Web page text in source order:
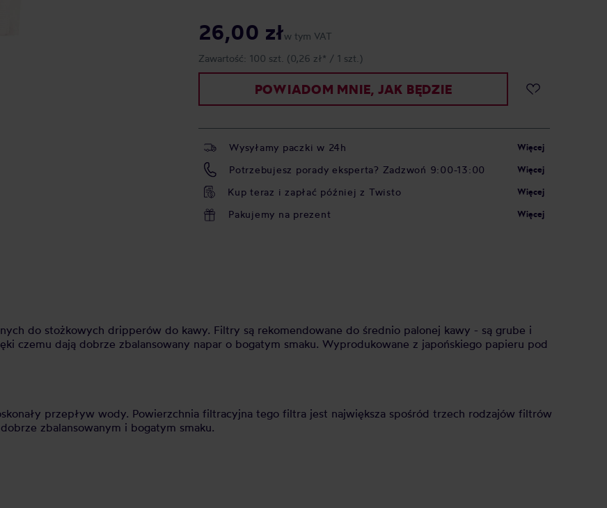
26,00 złw tym VAT
Zawartość: 100 szt. (0,26 zł* / 1 szt.)
POWIADOM MNIE, JAK BĘDZIE
Wysyłamy paczki w 24h Więcej
Potrzebujesz porady eksperta? Zadzwoń 9:00-13:00 Więcej
Kup teraz i zapłać później z Twisto Więcej
Pakujemy na prezent Więcej
do stożkowych dripperów do kawy. Filtry są rekomendowane do średnio palonej kawy - są grube i
czemu dają dobrze zbalansowany napar o bogatym smaku. Wyprodukowane z japońskiego papieru pod
przepływ wody. Powierzchnia filtracyjna tego filtra jest największa spośród trzech rodzajów filtrów
zbalansowanym i bogatym smaku.